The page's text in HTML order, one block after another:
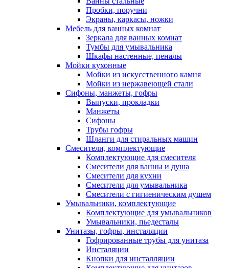
Пробки, поручни
Экраны, каркасы, ножки
Мебель для ванных комнат
Зеркала для ванных комнат
Тумбы для умывальника
Шкафы настенные, пеналы
Мойки кухонные
Мойки из искусственного камня
Мойки из нержавеющей стали
Сифоны, манжеты, гофры
Выпуски, прокладки
Манжеты
Сифоны
Трубы гофры
Шланги для стиральных машин
Смесители, комплектующие
Комплектующие для смесителя
Смесители для ванны и душа
Смесители для кухни
Смесители для умывальника
Смесители с гигиеническим душем
Умывальники, комплектующие
Комплектующие для умывальников
Умывальники, пьедесталы
Унитазы, гофры, инсталяции
Гофрированные трубы для унитаза
Инсталяции
Кнопки для инсталляции